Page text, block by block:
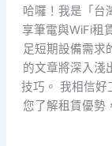
哈囉！我是「台
享筆電與WiFi租
足短期設備需求
的文章將深入淺
技巧。 我相信好
您了解租賃優勢